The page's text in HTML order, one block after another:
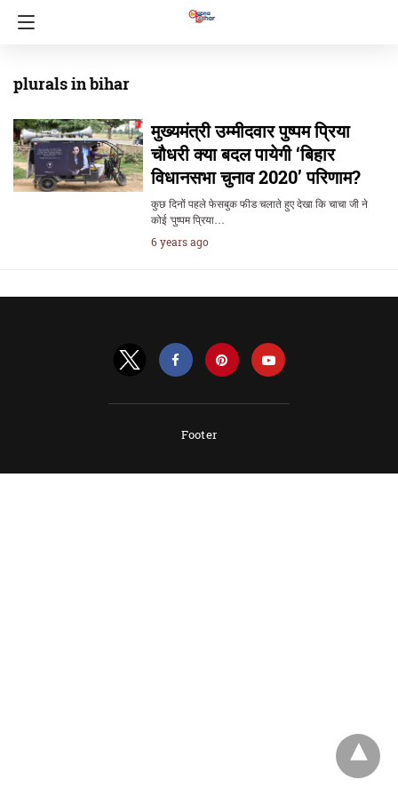
plurals in bihar
मुख्यमंत्री उम्मीदवार पुष्पम प्रिया
चौधरी क्या बदल पायेगी ‘बिहार
विधानसभा चुनाव 2020’ परिणाम?
कुछ दिनों पहले फेसबुक फीड चलाते हुए देखा कि चाचा जी ने
कोई 'पुष्पम प्रिया…
6 years ago
Footer